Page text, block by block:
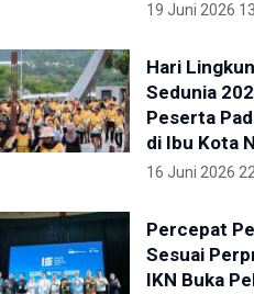
19 Juni 2026
Hari
Sedunia
Peserta
di Ibu Kota
16 Juni 2026
Percepat
Sesuai
IKN Buka